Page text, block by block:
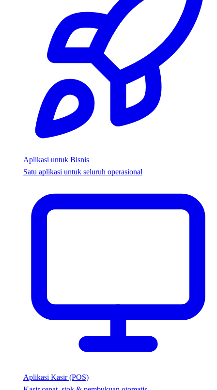
Aplikasi untuk Bisnis
Satu aplikasi untuk seluruh operasional
Aplikasi Kasir (POS)